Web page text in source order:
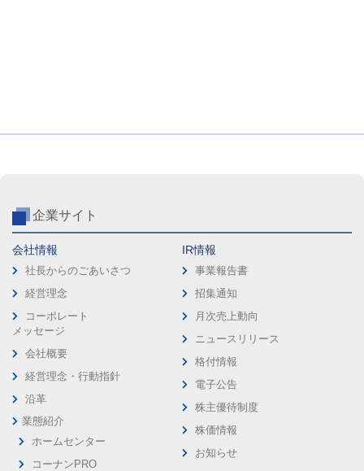
企業サイト
会社情報
社長からのごあいさつ
経営理念
コーポレート
メッセージ
会社概要
経営理念・行動指針
沿革
業態紹介
ホームセンター
コーナンPRO
IR情報
事業報告書
招集通知
月次売上動向
ニュースリリース
格付情報
電子公告
株主優待制度
株価情報
お知らせ